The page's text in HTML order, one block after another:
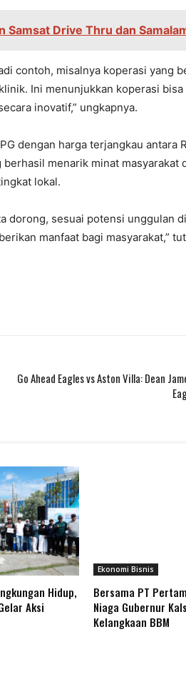
Samsat Drive Thru dan
contoh, misalnya koperasi yang
Ini menunjukkan koperasi bisa
inovatif,” ungkapnya.
dengan harga terjangkau antara
menarik minat masyarakat
lokal.
dorong, sesuai potensi unggulan
manfaat bagi masyarakat,”
Go Ahead Eagles vs Aston Villa: Dean
Hidup,
Aksi
Ekonomi Bisnis
Bersama PT
Niaga Gubernur
Kelangkaan BBM